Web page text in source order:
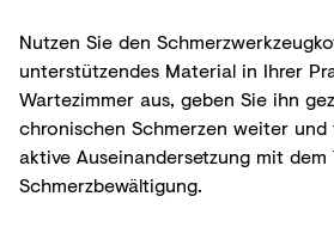
Nutzen Sie den
unterstützendes Material in Ihrer
Wartezimmer aus, geben Sie ihn
chronischen Schmerzen weiter
aktive Auseinandersetzung mit dem
Schmerzbewältigung.